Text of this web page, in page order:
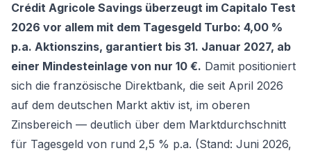
Crédit Agricole Savings überzeugt im Capitalo Test
2026 vor allem mit dem Tagesgeld Turbo: 4,00 %
p.a. Aktionszins, garantiert bis 31. Januar 2027, ab
einer Mindesteinlage von nur 10 €. Damit positioniert
sich die französische Direktbank, die seit April 2026
auf dem deutschen Markt aktiv ist, im oberen
Zinsbereich — deutlich über dem Marktdurchschnitt
für Tagesgeld von rund 2,5 % p.a. (Stand: Juni 2026,